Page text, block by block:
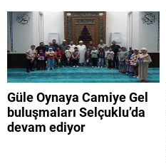
Güle Oynaya Camiye Gel
buluşmaları Selçuklu’da
devam ediyor